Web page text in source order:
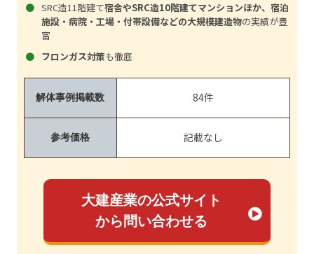
SRC造11階建て宿舎やSRC造10階建てマンションほか、宿泊
施設・病院・工場・付帯設備などの大規模建造物の実績が豊
富
フロンガス対策も徹底
解体事例掲載数 84件
参考価格 記載なし
大建産業の公式サイト
から問い合わせる